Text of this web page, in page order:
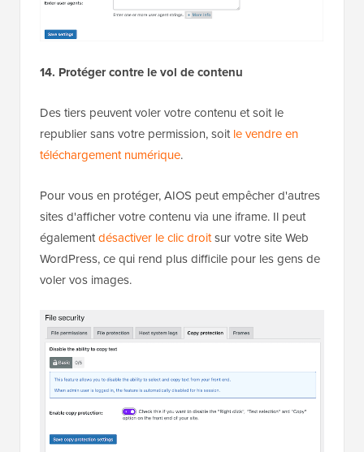
14. Protéger contre le vol de contenu
Des tiers peuvent voler votre contenu et soit le
republier sans votre permission, soitle vendre en
téléchargement numérique.
Pour vous en protéger, AIOS peut empêcher d'autres
sites d'afficher votre contenu via une iframe. Il peut
égalementdésactiver le clic droitsur votre site Web
WordPress, ce qui rend plus difficile pour les gens de
voler vos images.